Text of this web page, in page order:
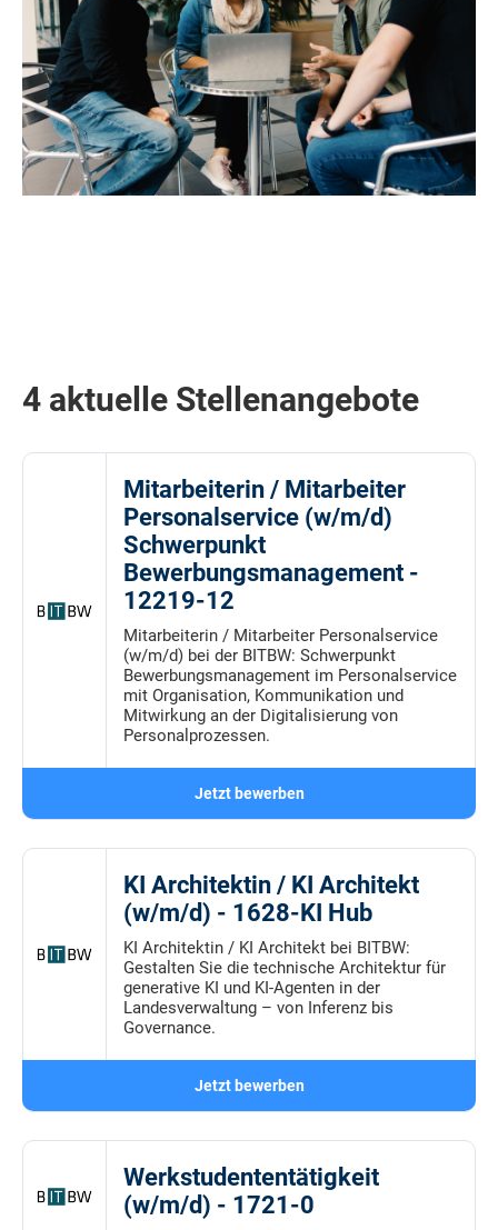
4 aktuelle Stellenangebote
Mitarbeiterin / Mitarbeiter
Personalservice (w/m/d)
Schwerpunkt
Bewerbungsmanagement -
12219-12
Mitarbeiterin / Mitarbeiter Personalservice
(w/m/d) bei der BITBW: Schwerpunkt
Bewerbungsmanagement im Personalservice
mit Organisation, Kommunikation und
Mitwirkung an der Digitalisierung von
Personalprozessen.
Jetzt bewerben
KI Architektin / KI Architekt
(w/m/d) - 1628-KI Hub
KI Architektin / KI Architekt bei BITBW:
Gestalten Sie die technische Architektur für
generative KI und KI-Agenten in der
Landesverwaltung – von Inferenz bis
Governance.
Jetzt bewerben
Werkstudententätigkeit
(w/m/d) - 1721-0